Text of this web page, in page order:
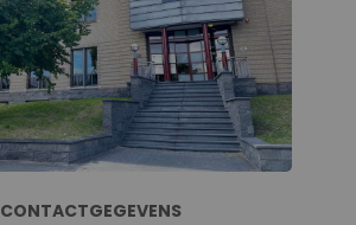
CONTACTGEGEVENS